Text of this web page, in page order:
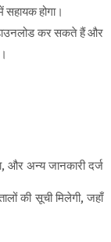
सहायक होगा।
कर सकते हैं और
और अन्य जानकारी दर्ज
की सूची मिलेगी, जहाँ